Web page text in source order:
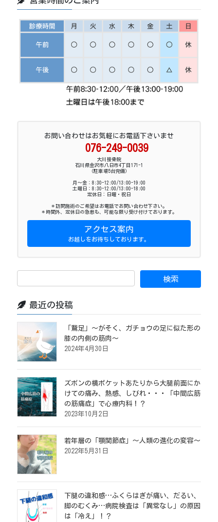
お問い合わせはお気軽にお電話下さいませ
076-249-0039
大川接骨院
石川県金沢市八日市4丁目171-1
（駐車場5台完備）
月～金：8:30-12:00/13:00-19:00
土曜日：8:30-12:00/13:00-18:00
定休日：日曜・祝日
＊訪問施術のご希望はお電話でお問い合わせ下さい。
＊時間外、定休日の急患も、可能な限り受け付けております。
アクセス案内
お越しをお待ちしております。
最近の投稿
「鵞足」～がそく、ガチョウの足に似た形の
膝の内側の筋肉～
2024年4月30日
ズボンの横ポケットあたりから大腿前面にか
けての痛み、熱感、しびれ・・・「中間広筋
の筋痛症」で心療内科！？
2023年10月2日
若年層の「顎関節症」～人類の進化の変容～
2022年5月31日
下腿の違和感…ふくらはぎが痛い、だるい、
脚のむくみ…病院検査は「異常なし」の原因
は「冷え」！？